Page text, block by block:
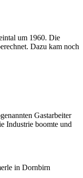
um 1960. Die
Dazu kam noch
Gastarbeiter
Industrie boomte und